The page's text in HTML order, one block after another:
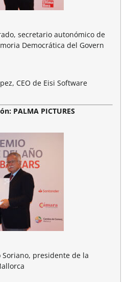
secretario autonómico de
Democrática del Govern
CEO de Eisi Software
PALMA PICTURES
presidente de la